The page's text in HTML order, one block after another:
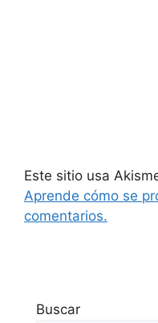
Este sitio usa
Aprende cómo se
comentarios.
Buscar